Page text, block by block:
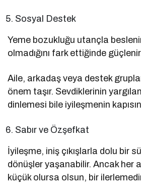
Sosyal Destek
Yeme bozukluğu utançla
olmadığını fark ettiğinde
Aile, arkadaş veya destek
önem taşır. Sevdiklerinin
dinlemesi bile iyileşmenin
Sabır ve Özşefkat
İyileşme, iniş çıkışlarla dolu bir
dönüşler yaşanabilir. Ancak her
küçük olursa olsun, bir